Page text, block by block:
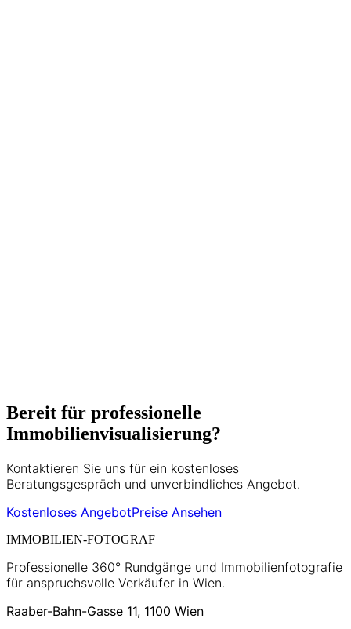
Bereit für professionelle
Immobilienvisualisierung?
Kontaktieren Sie uns für ein kostenloses
Beratungsgespräch und unverbindliches Angebot.
Kostenloses AngebotPreise Ansehen
IMMOBILIEN-FOTOGRAF
Professionelle 360° Rundgänge und Immobilienfotografie
für anspruchsvolle Verkäufer in Wien.
Raaber-Bahn-Gasse 11, 1100 Wien